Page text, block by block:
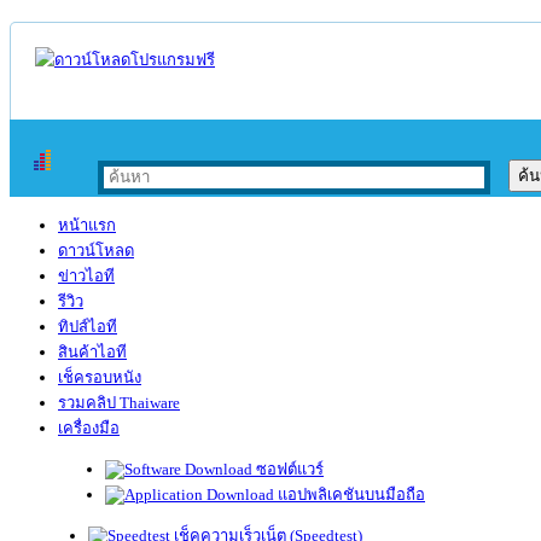
หน้าแรก
ดาวน์โหลด
ข่าวไอที
รีวิว
ทิปส์ไอที
สินค้าไอที
เช็ครอบหนัง
รวมคลิป Thaiware
เครื่องมือ
ซอฟต์แวร์
แอปพลิเคชันบนมือถือ
เช็คความเร็วเน็ต (Speedtest)